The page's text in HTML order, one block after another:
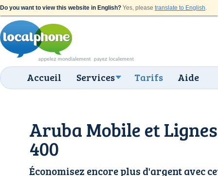
Do you want to view this website in English? Yes, please translate to English.
Accueil Services Tarifs Aide
Aruba Mobile et
400
Économisez encore plus d'argent avec